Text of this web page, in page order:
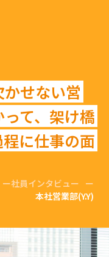
せない営
て、架け橋
に仕事の面
社員インタビュー
本社営業部(Y.Y)